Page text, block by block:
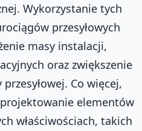
Wykorzystanie tych
przesyłowych
masy instalacji,
oraz zwiększenie
Co więcej,
elementów
właściwościach, takich